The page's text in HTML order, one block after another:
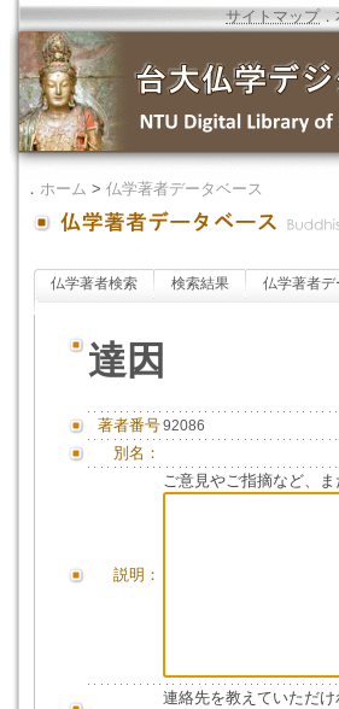
サイトマップ．
． ホーム > 仏学著者データベース
仏学著者検索 検索結果 仏学著者デ
達因
著者番号92086
別名：
説明：
ご意見やご指摘など、
連絡先を教えていただ